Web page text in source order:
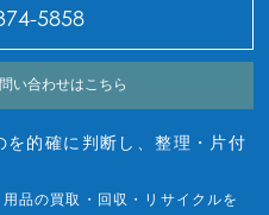
5858
い合わせはこちら
的確に判断し、整理・片付
品の買取・回収・リサイクルを